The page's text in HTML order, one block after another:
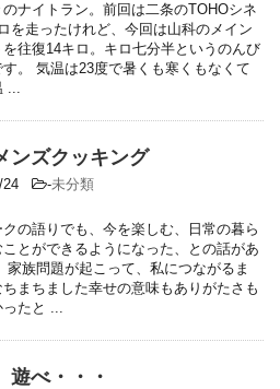
ナイトラン。前回は二条のTOHOシネ
を走ったけれど、今回は山科のメイン
を往復14キロ。キロ七分半というのんび
す。 気温は23度で暑くも寒くもなくて
...
ンズクッキング
24 -未分類
の語りでも、今を楽しむ、日常の暮ら
ことができるようになった、との話があ
家族問題が起こって、私につながるま
まちました幸せの意味もありがたさも
たと ...
遊べ・・・